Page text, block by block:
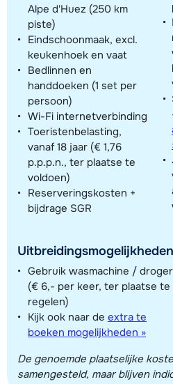
Alpe d'Huez (250 km
piste)
Eindschoonmaak, excl.
keukenhoek en vaat
Bedlinnen en
handdoeken (1 set per
persoon)
Wi-Fi internetverbinding
Toeristenbelasting,
vanaf 18 jaar (€ 1,76
p.p.p.n., ter plaatse te
voldoen)
Reserveringskosten +
bijdrage SGR
Gebruik wasmachine / droger
(€ 6,- per keer, ter plaatse te
regelen)
Kijk ook naar de extra te
boeken mogelijkheden »
De genoemde plaatselijke
samengesteld, maar blijven